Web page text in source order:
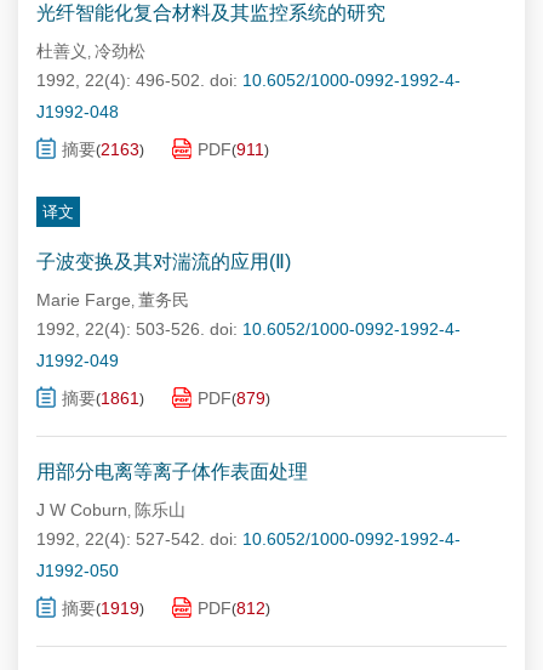
光纤智能化复合材料及其监控系统的研究
杜善义 , 冷劲松
1992, 22(4): 496-502. doi: 10.6052/1000-0992-1992-4-
J1992-048
摘要(2163) PDF(911 )
译文
子波变换及其对湍流的应用(Ⅱ)
Marie Farge, 董务民
1992, 22(4): 503-526. doi: 10.6052/1000-0992-1992-4-
J1992-049
摘要(1861 ) PDF(879)
用部分电离等离子体作表面处理
J W Coburn, 陈乐山
1992, 22(4): 527-542. doi: 10.6052/1000-0992-1992-4-
J1992-050
摘要(1919) PDF(812)